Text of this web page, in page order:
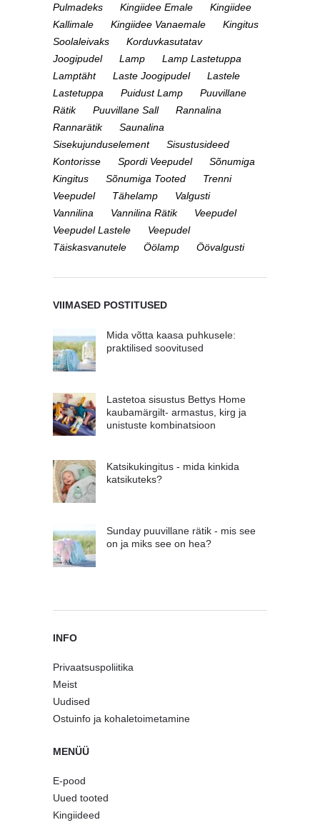
Pulmadeks
Kingiidee Emale
Kingiidee
Kallimale
Kingiidee Vanaemale
Kingitus
Soolaleivaks
Korduvkasutatav
Joogipudel
Lamp
Lamp Lastetuppa
Lamptäht
Laste Joogipudel
Lastele
Lastetuppa
Puidust Lamp
Puuvillane
Rätik
Puuvillane Sall
Rannalina
Rannarätik
Saunalina
Sisekujunduselement
Sisustusideed
Kontorisse
Spordi Veepudel
Sõnumiga
Kingitus
Sõnumiga Tooted
Trenni
Veepudel
Tähelamp
Valgusti
Vannilina
Vannilina Rätik
Veepudel
Veepudel Lastele
Veepudel
Täiskasvanutele
Öölamp Öövalgusti
VIIMASED POSTITUSED
Mida võtta kaasa puhkusele:
praktilised soovitused
Lastetoa sisustus Bettys Home
kaubamärgilt- armastus, kirg ja
unistuste kombinatsioon
Katsikukingitus - mida kinkida
katsikuteks?
Sunday puuvillane rätik - mis see
on ja miks see on hea?
INFO
Privaatsuspoliitika
Meist
Uudised
Ostuinfo ja kohaletoimetamine
MENÜÜ
E-pood
Uued tooted
Kingiideed